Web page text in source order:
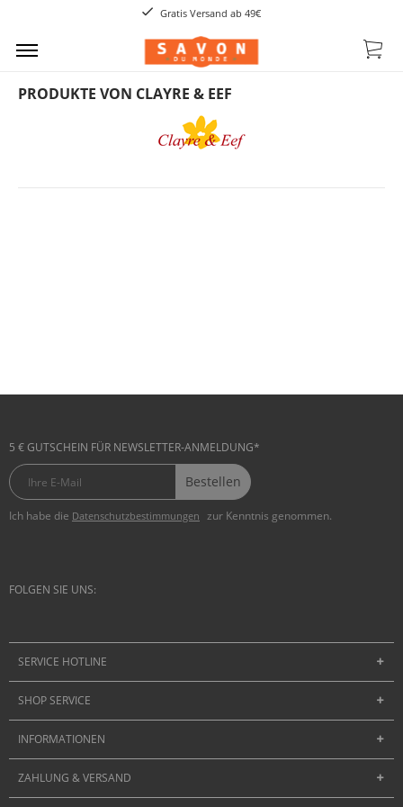
Gratis Versand ab 49€
PRODUKTE VON CLAYRE & EEF
5 € GUTSCHEIN FÜR NEWSLETTER-ANMELDUNG*
Bestellen
Ich habe die Datenschutzbestimmungen zur Kenntnis genommen.
FOLGEN SIE UNS:
SERVICE HOTLINE
SHOP SERVICE
INFORMATIONEN
ZAHLUNG & VERSAND